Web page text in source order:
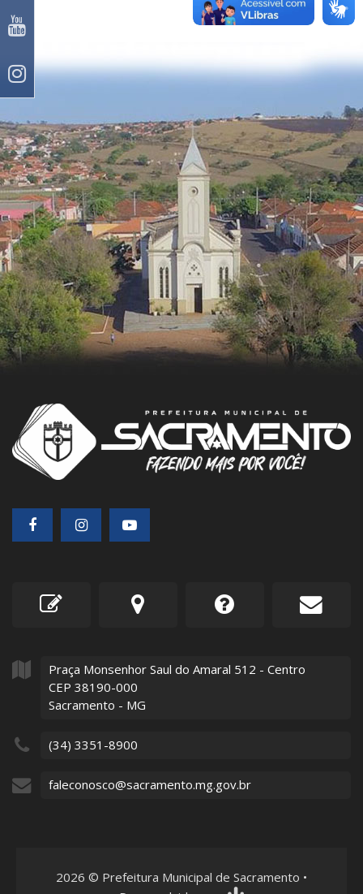
Praça Monsenhor Saul do Amaral 512 - Centro
CEP 38190-000
Sacramento - MG
(34) 3351-8900
faleconosco@sacramento.mg.gov.br
2026 © Prefeitura Municipal de Sacramento •